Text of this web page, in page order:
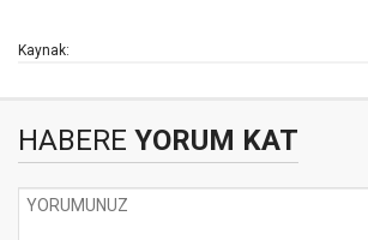
Kaynak:
HABERE YORUM KAT